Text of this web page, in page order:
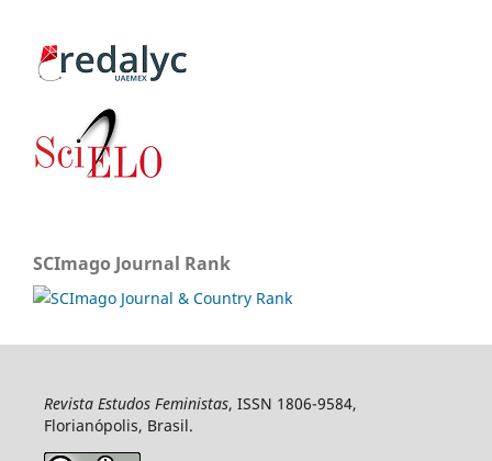
SCImago Journal Rank
Revista Estudos Feministas, ISSN 1806-9584,
Florianópolis, Brasil.